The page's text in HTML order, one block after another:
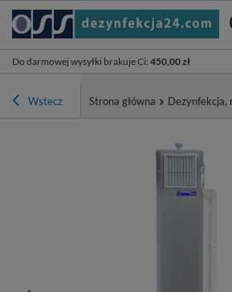
Do darmowej wysyłki brakuje Ci: 450,00 zł
Wstecz Strona główna Dezynfekcja,